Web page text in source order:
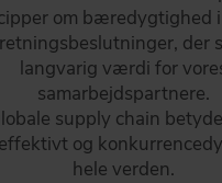
om bæredygtighed i
der
langvarig værdi for
samarbejdspartnere.
supply chain
og
hele verden.